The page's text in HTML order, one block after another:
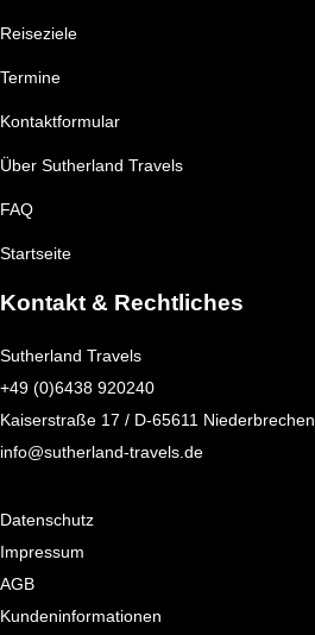
Reiseziele
Termine
Kontaktformular
Über Sutherland Travels
FAQ
Startseite
Kontakt & Rechtliches
Sutherland Travels
+49 (0)6438 920240
Kaiserstraße 17 / D-65611 Niederbrechen
info@sutherland-travels.de
Datenschutz
Impressum
AGB
Kundeninformationen